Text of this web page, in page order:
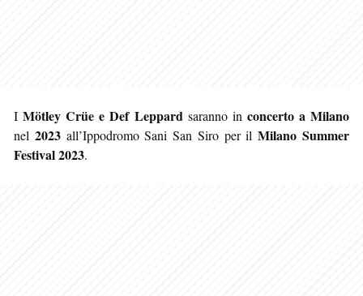
IMötley Crüe e Def Leppard saranno in concerto a Milano
nel 2023all’Ippodromo Sani San Siro per ilMilano Summer
Festival 2023.